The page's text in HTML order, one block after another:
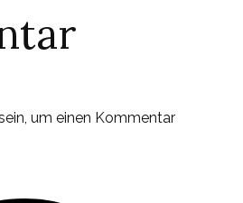
um einen Kommentar